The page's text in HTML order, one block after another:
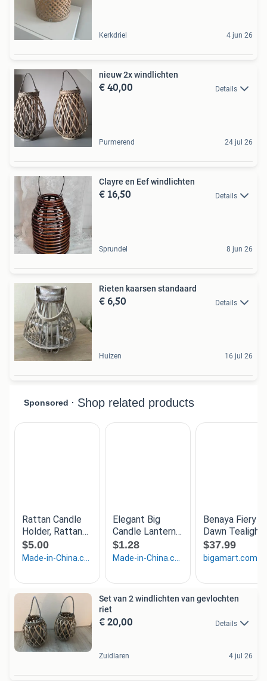
Kerkdriel 4 jun 26
nieuw 2x windlichten
€ 40,00 Details
Purmerend 24 jul 26
Clayre en Eef windlichten
€ 16,50 Details
Sprundel 8 jun 26
Rieten kaarsen standaard
€ 6,50 Details
Huizen 16 jul 26
Set van 2 windlichten van gevlochten
riet
€ 20,00 Details
Zuidlaren 4 jul 26